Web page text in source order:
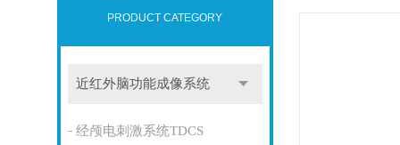
PRODUCT CATEGORY
近红外脑功能成像系统
经颅电刺激系统TDCS